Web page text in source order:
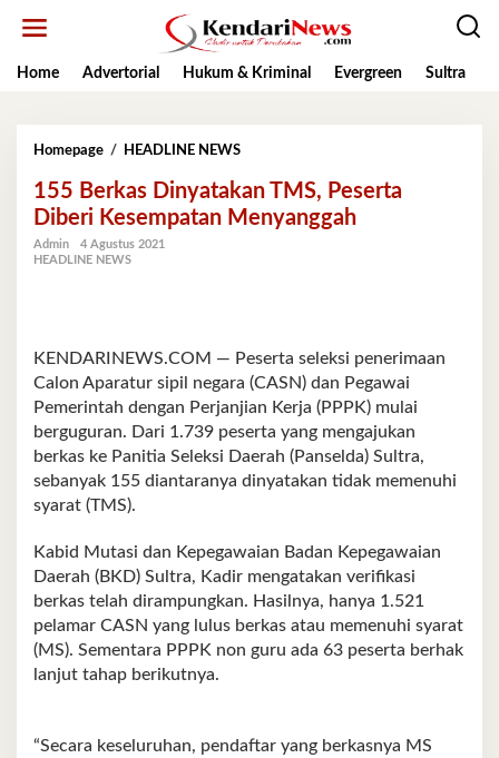
Home
Advertorial Hukum & Kriminal Evergreen Sultra
Homepage / HEADLINE NEWS155
Dinyatakan
TMS,
Peserta
155 Berkas Dinyatakan TMS, Peserta
Diberi Kesempatan Menyanggah
Admin
4 Agustus 2021
HEADLINE NEWS
KENDARINEWS.COM — Peserta seleksi penerimaan
Calon Aparatur sipil negara (CASN) dan Pegawai
Pemerintah dengan Perjanjian Kerja (PPPK) mulai
berguguran. Dari 1.739 peserta yang mengajukan
berkas ke Panitia Seleksi Daerah (Panselda) Sultra,
sebanyak 155 diantaranya dinyatakan tidak memenuhi
syarat (TMS).
Kabid Mutasi dan Kepegawaian Badan Kepegawaian
Daerah (BKD) Sultra, Kadir mengatakan verifikasi
berkas telah dirampungkan. Hasilnya, hanya 1.521
pelamar CASN yang lulus berkas atau memenuhi syarat
(MS). Sementara PPPK non guru ada 63 peserta berhak
lanjut tahap berikutnya.
“Secara keseluruhan, pendaftar yang berkasnya MS